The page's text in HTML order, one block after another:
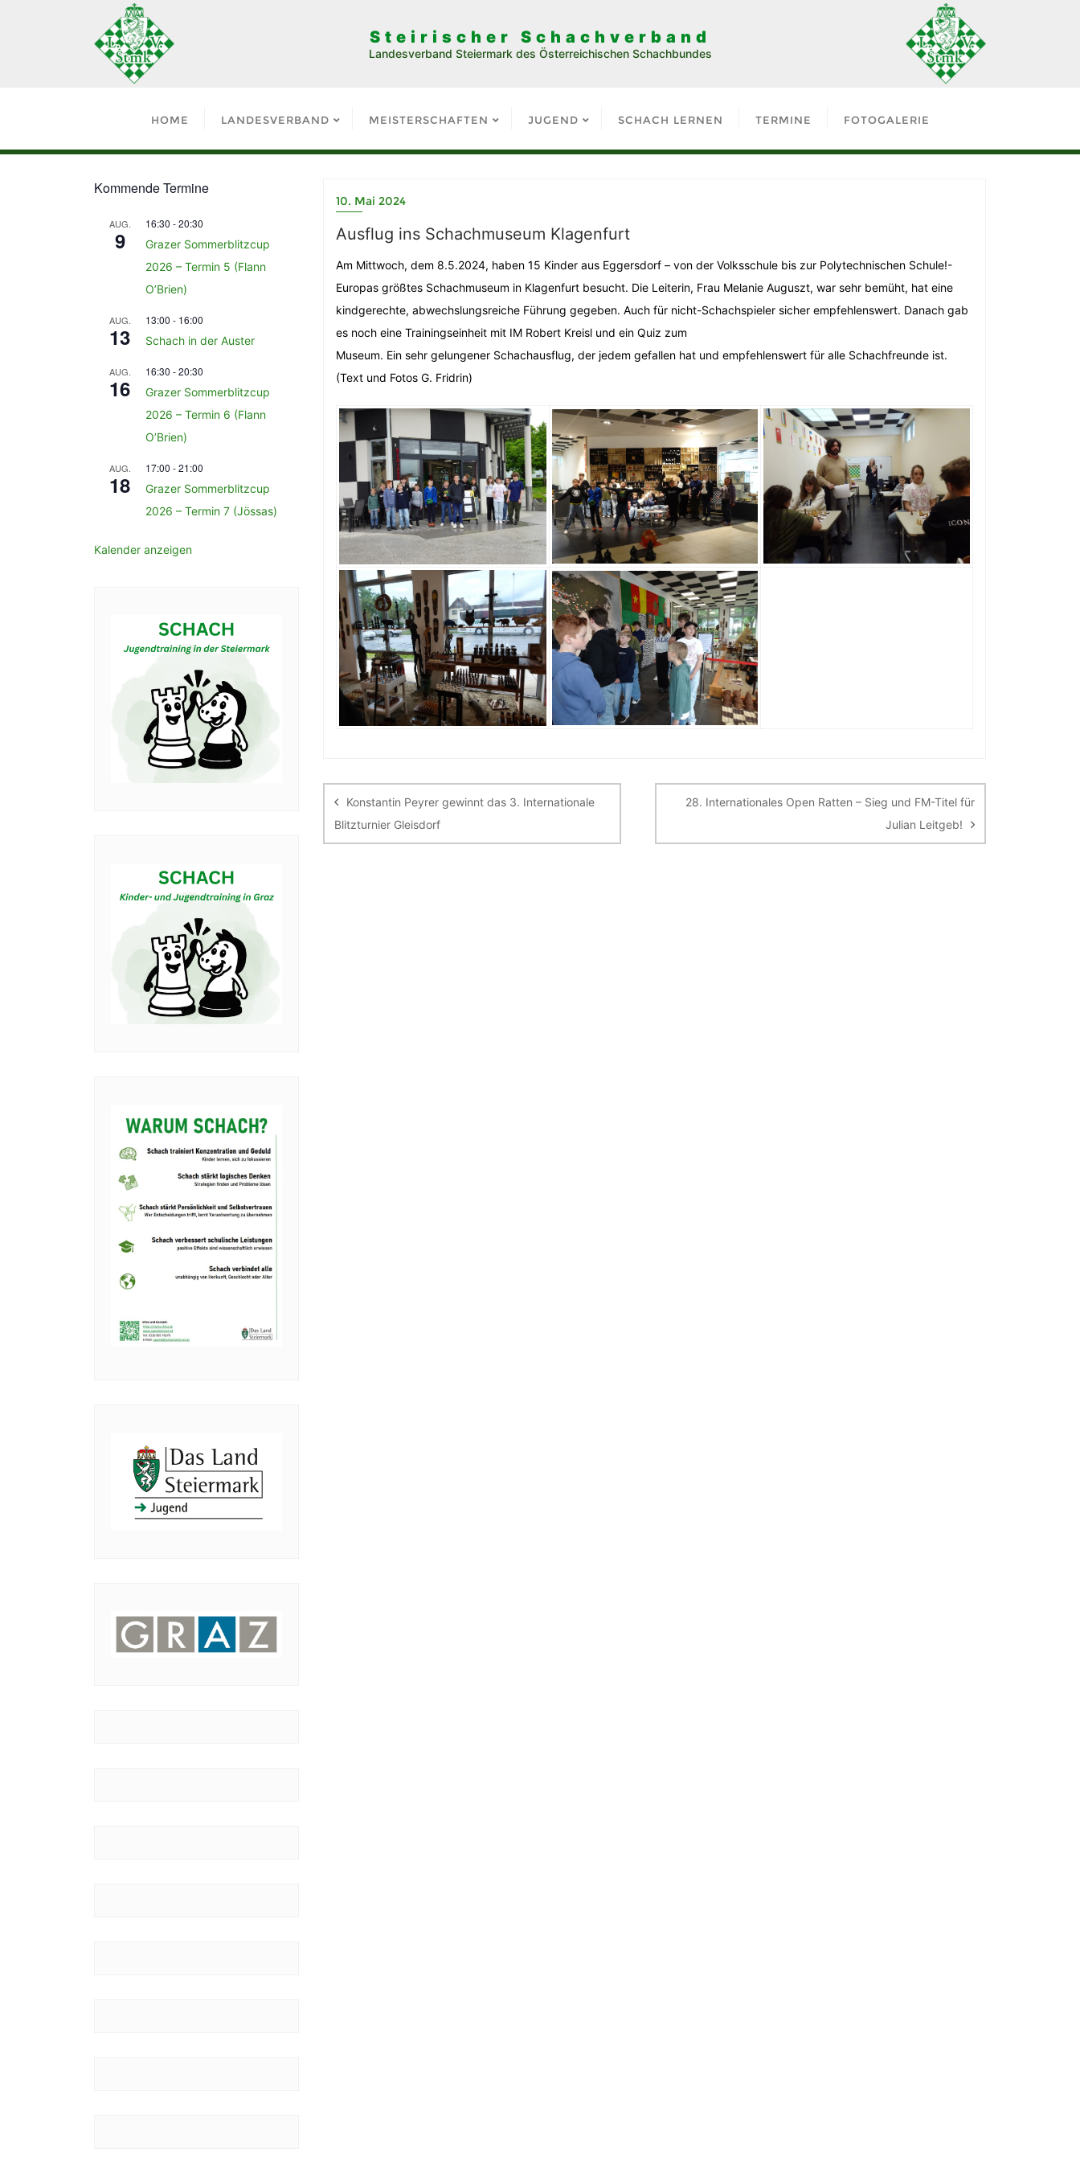
Steirischer Schachverband
Landesverband Steiermark des Österreichischen Schachbundes
HOME LANDESVERBAND MEISTERSCHAFTEN JUGEND SCHACH LERNEN TERMINE FOTOGALERIE
10. Mai 2024
Ausflug ins Schachmuseum Klagenfurt
Am Mittwoch, dem 8.5.2024, haben 15 Kinder aus Eggersdorf – von der Volksschule bis zur Polytechnischen Schule!-
Europas größtes Schachmuseum in Klagenfurt besucht. Die Leiterin, Frau Melanie Auguszt, war sehr bemüht, hat eine
kindgerechte, abwechslungsreiche Führung gegeben. Auch für nicht-Schachspieler sicher empfehlenswert. Danach gab
es noch eine Trainingseinheit mit IM Robert Kreisl und ein Quiz zum
Museum. Ein sehr gelungener Schachausflug, der jedem gefallen hat und empfehlenswert für alle Schachfreunde ist.
(Text und Fotos G. Fridrin)
Konstantin Peyrer gewinnt das 3. Internationale
Blitzturnier Gleisdorf
28. Internationales Open Ratten – Sieg und FM-Titel für
Julian Leitgeb!
Kommende Termine
AUG.
9
16:30 -20:30
Grazer Sommerblitzcup
2026 – Termin 5 (Flann
O’Brien)
AUG.
13
13:00 - 16:00
Schach in der Auster
AUG.
16
16:30 -20:30
Grazer Sommerblitzcup
2026 – Termin 6 (Flann
O’Brien)
AUG.
18
17:00 -21:00
Grazer Sommerblitzcup
2026 – Termin 7 (Jössas)
Kalender anzeigen